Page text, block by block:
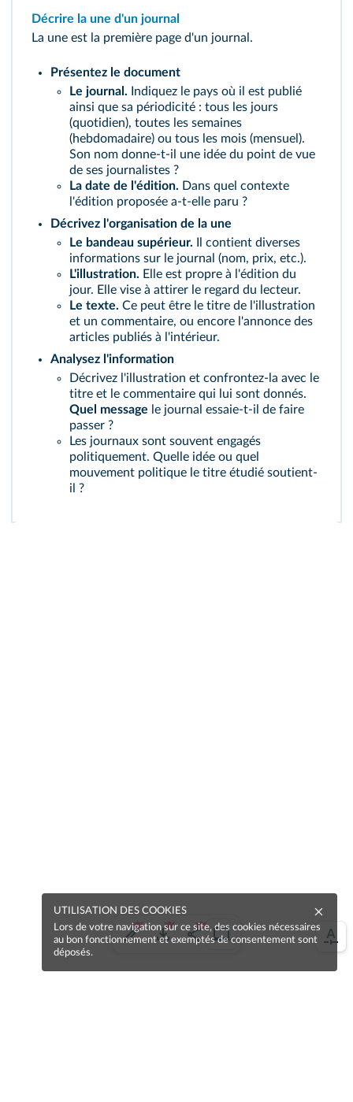
Décrire la une d'un journal
La une est la première page d'un journal.
Présentez le document
Le journal. Indiquez le pays où il est publié
ainsi que sa périodicité : tous les jours
(quotidien), toutes les semaines
(hebdomadaire) ou tous les mois (mensuel).
Son nom donne-t-il une idée du point de vue
de ses journalistes ?
La date de l'édition. Dans quel contexte
l'édition proposée a-t-elle paru ?
Décrivez l'organisation de la une
Le bandeau supérieur. Il contient diverses
informations sur le journal (nom, prix, etc.).
L'illustration. Elle est propre à l'édition du
jour. Elle vise à attirer le regard du lecteur.
Le texte. Ce peut être le titre de l'illustration
et un commentaire, ou encore l'annonce des
articles publiés à l'intérieur.
Analysez l'information
Décrivez l'illustration et confrontez-la avec le
titre et le commentaire qui lui sont donnés.
Quel message le journal essaie-t-il de faire
passer ?
Les journaux sont souvent engagés
politiquement. Quelle idée ou quel
mouvement politique le titre étudié soutient-
il ?
UTILISATION DES COOKIES
Lors de votre navigation sur ce site, des cookies nécessaires
au bon fonctionnement et exemptés de consentement sont
déposés.